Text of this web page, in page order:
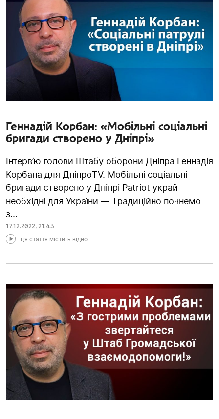
Геннадій Корбан: «Мобільні соціальні
бригади створено у Дніпрі»
Інтерв’ю голови Штабу оборони Дніпра Геннадія
Корбана для ДніпроTV. Мобільні соціальні
бригади створено у Дніпрі Patriot украй
необхідні для України — Традиційно почнемо
з...
17.12.2022, 21:43
ця стаття містить відео